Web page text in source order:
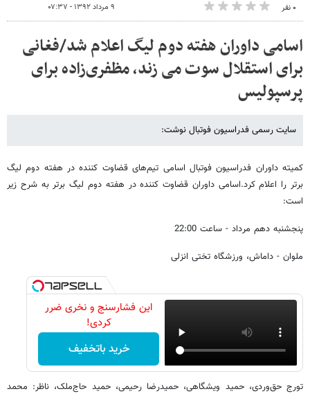
۰ نفر ۹ مرداد ۱۳۹۲ - ۰۷:۳۷
اسامی داوران هفته دوم لیگ اعلام شد/فغانی
برای استقلال سوت می زند، مظفری‌زاده برای
پرسپولیس
سایت رسمی فدراسیون فوتبال نوشت:
کمیته داوران فدراسیون فوتبال اسامی تیم‌های قضاوت کننده در هفته دوم لیگ
برتر را اعلام کرد.اسامی داوران قضاوت کننده در هفته دوم لیگ برتر به شرح زیر
است:
پنجشنبه دهم مرداد - ساعت 22:00
ملوان - داماش، ورزشگاه تختی انزلی
این فشارسنج و نخری ضرر
کردی!
خرید باتخفیف
تورج حق‌وردی، حمید ویشگاهی، حمیدرضا رحیمی، حمید حاج‌ملک، ناظر: محمد